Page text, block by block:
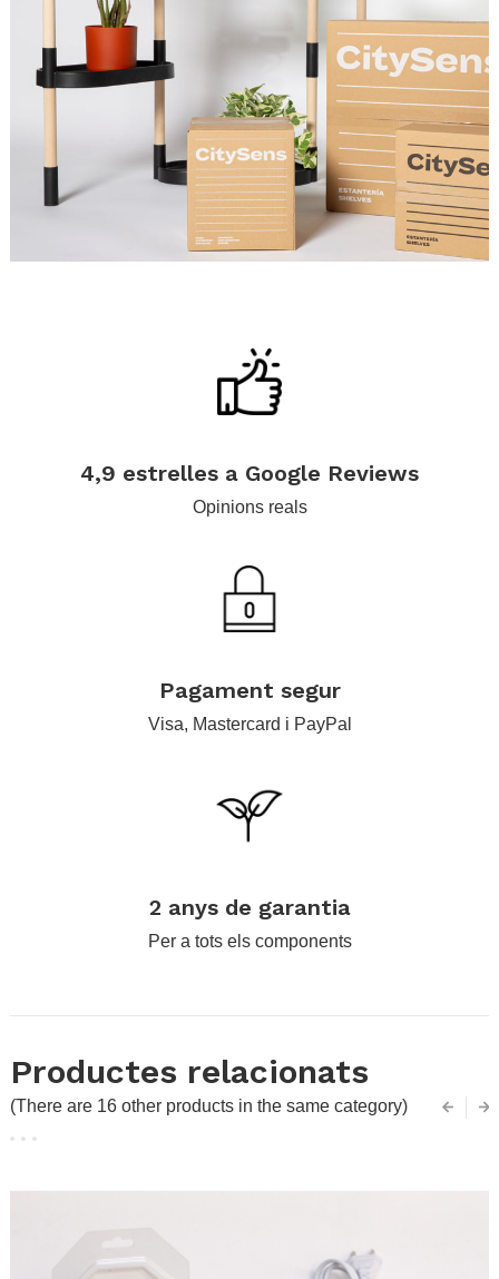
4,9 estrelles a Google Reviews
Opinions reals
Pagament segur
Visa, Mastercard i PayPal
2 anys de garantia
Per a tots els components
Productes relacionats
(There are 16 other products in the same category)